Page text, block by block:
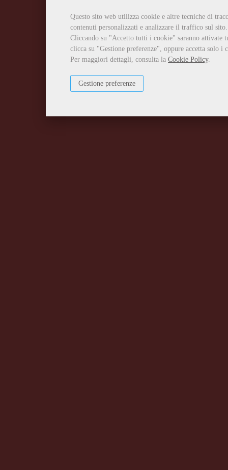
Questo sito web utilizza cookie e altre tecniche di
contenuti personalizzati e analizzare il traffico sul sito.
Cliccando su "Accetto tutti i cookie" saranno attivate
clicca su "Gestione preferenze", oppure accetta solo
Per maggiori dettagli, consulta la Cookie Policy.
Gestione preferenze